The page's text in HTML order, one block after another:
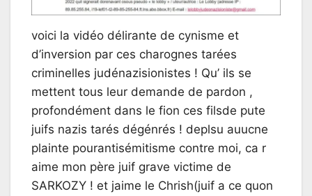
voici la vidéo délirante de cynisme et
d’inversion par ces charognes tarées
criminelles judénazisionistes ! Qu’ ils se
mettent tous leur demande de pardon ,
profondément dans le fion ces filsde pute
juifs nazis tarés dégénrés ! deplsu auucne
plainte pourantisémitisme contre moi, ca r
aime mon père juif grave victime de
SARKOZY ! et jaime le Chrish(juif a ce quon